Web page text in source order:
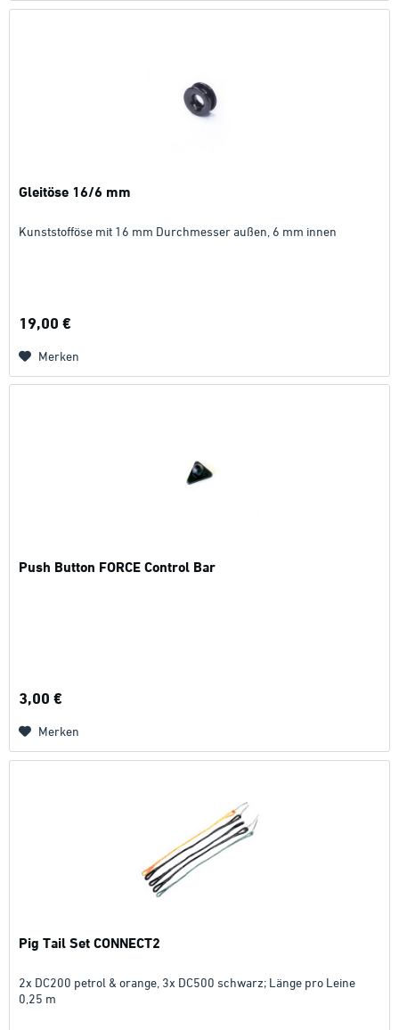
Gleitöse 16/6 mm
Kunststofföse mit 16 mm Durchmesser außen, 6 mm innen
19,00 €
Merken
Push Button FORCE Control Bar
3,00 €
Merken
Pig Tail Set CONNECT2
2x DC200 petrol & orange, 3x DC500 schwarz; Länge pro Leine
0,25 m